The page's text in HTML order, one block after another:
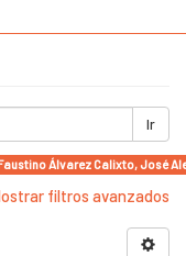
Ir
Álvarez Calixto, José
filtros avanzados